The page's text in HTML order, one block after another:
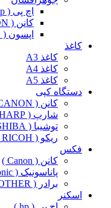
اچ پی ( hp )
کانن ( CANON )
اپسون ( EPSON )
کاغذ
کاغذ A3
کاغذ A4
کاغذ A5
دستگاه کپی
کانن ( CANON )
شارپ ( SHARP )
توشیبا ( TOSHIBA )
ریکو ( RICOH )
فکس
کانن ( Canon )
پاناسونیک ( panasonic )
برادر ( BROTHER )
اسکنر